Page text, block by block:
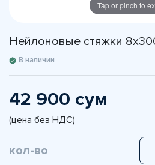
Tap or pinch to
Нейлоновые стяжки
В наличии
42 900 сум
(цена без НДС)
кол-во